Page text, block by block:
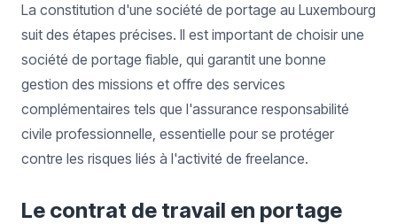
La constitution d'une société de portage au Luxembourg
suit des étapes précises. Il est important de choisir une
société de portage fiable, qui garantit une bonne
gestion des missions et offre des services
complémentaires tels que l'assurance responsabilité
civile professionnelle, essentielle pour se protéger
contre les risques liés à l'activité de freelance.
Le contrat de travail en portage